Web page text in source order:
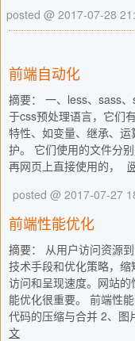
posted @ 2017-07-28
前端自动化
摘要： 一、less、sass
于css预处理语言，它们
特性、如变量、继承、
护。 它们使用的文件分
再网页上直接使用的，
posted @ 2017-07-27
前端性能优化
摘要： 从用户访问资源
技术手段和优化策略，
访问和呈现速度。网站
能优化很重要。 前端性
代码的压缩与合并 2、图
文